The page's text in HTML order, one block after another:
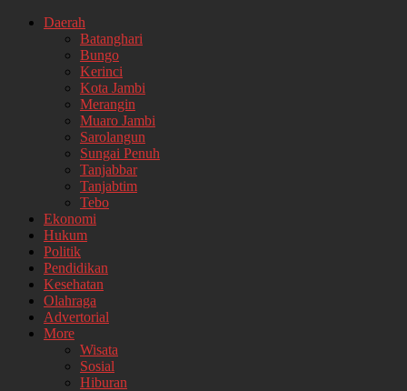
Daerah
Batanghari
Bungo
Kerinci
Kota Jambi
Merangin
Muaro Jambi
Sarolangun
Sungai Penuh
Tanjabbar
Tanjabtim
Tebo
Ekonomi
Hukum
Politik
Pendidikan
Kesehatan
Olahraga
Advertorial
More
Wisata
Sosial
Hiburan